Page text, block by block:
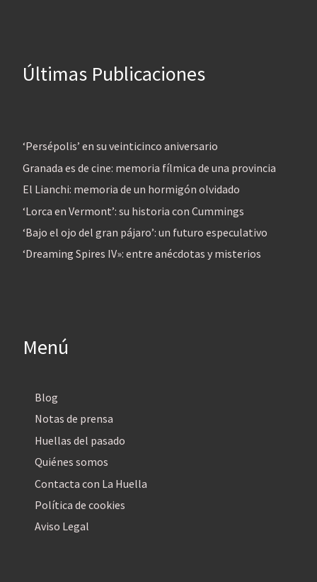
Últimas Publicaciones
‘Persépolis’ en su veinticinco aniversario
Granada es de cine: memoria fílmica de una provincia
El Lianchi: memoria de un hormigón olvidado
‘Lorca en Vermont’: su historia con Cummings
‘Bajo el ojo del gran pájaro’: un futuro especulativo
‘Dreaming Spires IV»: entre anécdotas y misterios
Menú
Blog
Notas de prensa
Huellas del pasado
Quiénes somos
Contacta con La Huella
Política de cookies
Aviso Legal